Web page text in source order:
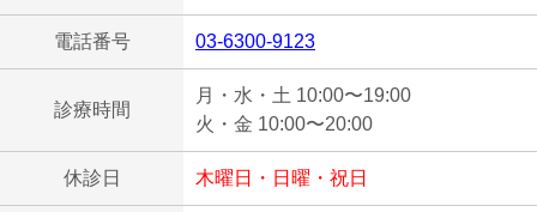
電話番号 03-6300-9123
診療時間
月・水・土 10:00〜19:00
火・金 10:00〜20:00
休診日 木曜日・日曜・祝日